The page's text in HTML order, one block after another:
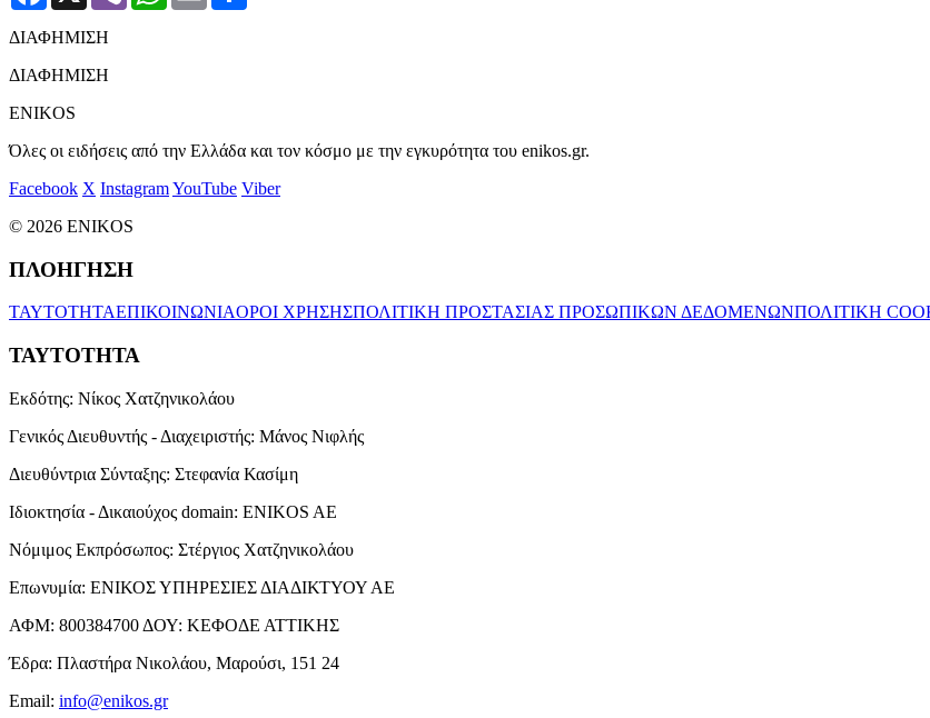
ΔΙΑΦΗΜΙΣΗ
ΔΙΑΦΗΜΙΣΗ
ENIKOS
Όλες οι ειδήσεις από την Ελλάδα και τον κόσμο με την εγκυρότητα του enikos.gr.
Facebook X InstagramYouTube Viber
© 2026 ENIKOS
ΠΛΟΗΓΗΣΗ
ΤΑΥΤΟΤΗΤΑΕΠΙΚΟΙΝΩΝΙΑΟΡΟΙ ΧΡΗΣΗΣΠΟΛΙΤΙΚΗ ΠΡΟΣΤΑΣΙΑΣ ΠΡΟΣΩΠΙΚΩΝ ΔΕΔΟΜΕΝΩΝΠΟΛΙΤΙΚΗ
ΤΑΥΤΟΤΗΤΑ
Εκδότης: Νίκος Χατζηνικολάου
Γενικός Διευθυντής - Διαχειριστής: Μάνος Νιφλής
Διευθύντρια Σύνταξης: Στεφανία Κασίμη
Ιδιοκτησία - Δικαιούχος domain: ENIKOS AE
Νόμιμος Εκπρόσωπος: Στέργιος Χατζηνικολάου
Επωνυμία: ΕΝΙΚΟΣ ΥΠΗΡΕΣΙΕΣ ΔΙΑΔΙΚΤΥΟΥ ΑΕ
ΑΦΜ: 800384700 ΔΟΥ: ΚΕΦΟΔΕ ΑΤΤΙΚΗΣ
Έδρα: Πλαστήρα Νικολάου, Μαρούσι, 151 24
Email: info@enikos.gr